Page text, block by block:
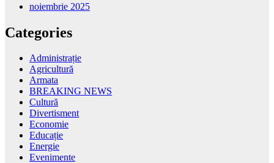
noiembrie 2025
Categories
Administrație
Agricultură
Armata
BREAKING NEWS
Cultură
Divertisment
Economie
Educație
Energie
Evenimente